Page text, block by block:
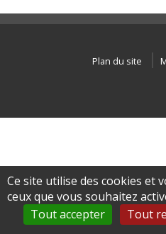
Plan du site
Ce site utilise des cookies et
ceux que vous souhaitez
Tout accepter
Tout